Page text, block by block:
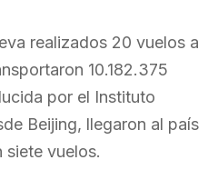
realizados 20 vuelos a
10.182.375
por el Instituto
Beijing, llegaron al país
siete vuelos.